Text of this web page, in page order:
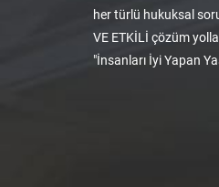
her türlü hukuksal
VE ETKİLİ çözüm
"İnsanları İyi Yapan